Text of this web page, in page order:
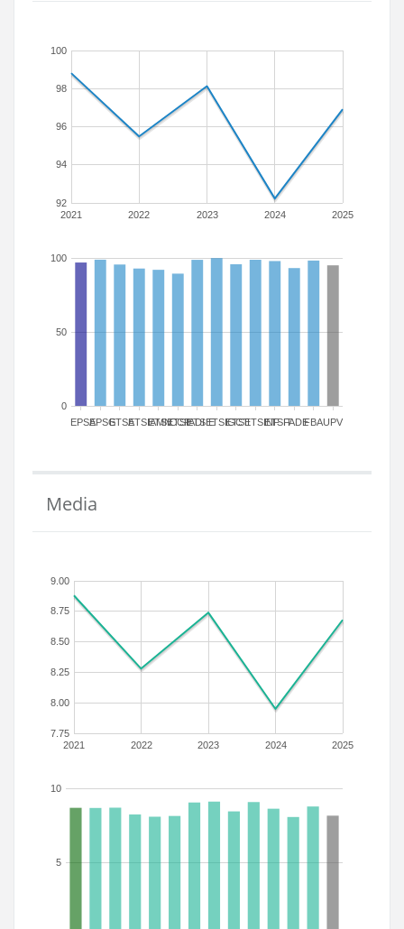
2021 2022 2023 2024 2025
92
94
96
98
100
EPSAEPSGETSAETSIAMN
ETSICCP
ETSIADI
ETSIEETSIGCT
ETSIIETSINFETSITFADEFBAUPV
0
50
100
Media
2021 2022 2023 2024 2025
7.75
8.00
8.25
8.50
8.75
9.00
5
10